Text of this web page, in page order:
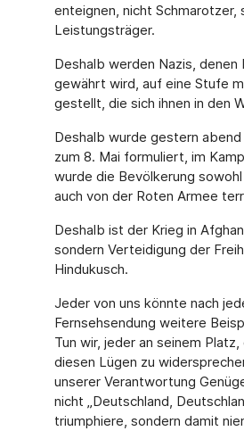
enteignen, nicht Schmarotzer,
Leistungsträger.
Deshalb werden Nazis, denen
gewährt wird, auf eine Stufe
gestellt, die sich ihnen in den
Deshalb wurde gestern abend
zum 8. Mai formuliert, im
wurde die Bevölkerung sowohl
auch von der Roten Armee
Deshalb ist der Krieg in
sondern Verteidigung der
Hindukusch.
Jeder von uns könnte nach
Fernsehsendung weitere
Tun wir, jeder an seinem
diesen Lügen zu
unserer Verantwortung
nicht „Deutschland,
triumphiere, sondern damit